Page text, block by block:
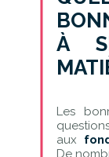
À
Les
aux
De